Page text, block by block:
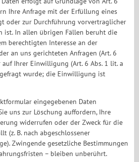
Ihre Anfrage mit der Erfüllung eines
oder zur Durchführung vorvertraglicher
ist. In allen übrigen Fällen beruht die
berechtigten Interesse an der
an uns gerichteten Anfragen (Art. 6
auf Ihrer Einwilligung (Art. 6 Abs. 1 lit. a
wurde; die Einwilligung ist
eingegebenen Daten
uns zur Löschung auffordern, Ihre
widerrufen oder der Zweck für die
(z. B. nach abgeschlossener
Zwingende gesetzliche Bestimmungen
– bleiben unberührt.